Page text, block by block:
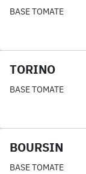
BASE TOMATE
TORINO
BASE TOMATE
BOURSIN
BASE TOMATE